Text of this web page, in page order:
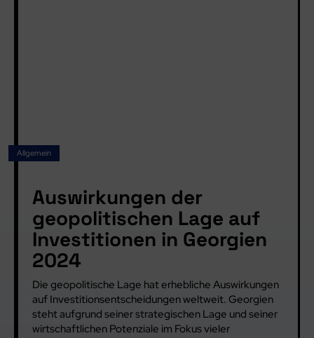
Allgemein
Auswirkungen der
geopolitischen Lage auf
Investitionen in Georgien
2024
Die geopolitische Lage hat erhebliche Auswirkungen
auf Investitionsentscheidungen weltweit. Georgien
steht aufgrund seiner strategischen Lage und seiner
wirtschaftlichen Potenziale im Fokus vieler